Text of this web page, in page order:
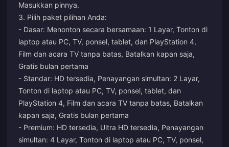
Masukkan pinnya.
3. Pilih paket pilihan Anda:
- Dasar: Menonton secara bersamaan: 1 Layar, Tonton di
laptop atau PC, TV, ponsel, tablet, dan PlayStation 4,
Film dan acara TV tanpa batas, Batalkan kapan saja,
Gratis bulan pertama
- Standar: HD tersedia, Penayangan simultan: 2 Layar,
Tonton di laptop atau PC, TV, ponsel, tablet, dan
PlayStation 4, Film dan acara TV tanpa batas, Batalkan
kapan saja, Gratis bulan pertama
- Premium: HD tersedia, Ultra HD tersedia, Penayangan
simultan: 4 Layar, Tonton di laptop atau PC, TV, ponsel,